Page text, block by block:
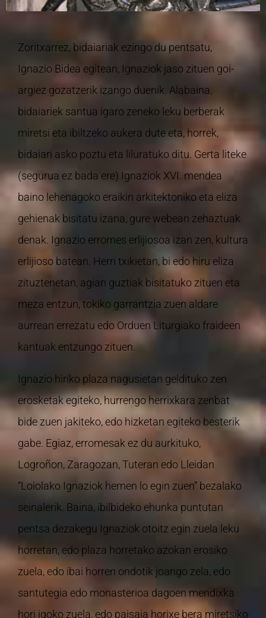
Zoritxarrez, bidaiariak ezingo du pentsatu,
Ignazio Bidea egitean, Ignaziok jaso zituen goi-
argiez gozatzerik izango duenik. Alabaina,
bidaiariek santua igaro zeneko leku berberak
miretsi eta ibiltzeko aukera dute eta, horrek,
bidaiari asko poztu eta liluratuko ditu. Gerta liteke
(segurua ez bada ere) Ignaziok XVI. mendea
baino lehenagoko eraikin arkitektoniko eta eliza
gehienak bisitatu izana, gure webean zehaztuak
denak. Ignazio erromes erlijiosoa izan zen, kultura
erlijioso batean. Herri txikietan, bi edo hiru eliza
zituztenetan, agian guztiak bisitatuko zituen eta
meza entzun, tokiko garrantzia zuen aldare
aurrean errezatu edo Orduen Liturgiako fraideen
kantuak entzungo zituen.
Ignazio hiriko plaza nagusietan geldituko zen
erosketak egiteko, hurrengo herrixkara zenbat
bide zuen jakiteko, edo hizketan egiteko besterik
gabe. Egiaz, erromesak ez du aurkituko,
Logroñon, Zaragozan, Tuteran edo Lleidan
“Loiolako Ignaziok hemen lo egin zuen” bezalako
seinalerik. Baina, ibilbideko ehunka puntutan
pentsa dezakegu Ignaziok otoitz egin zuela leku
horretan, edo plaza horretako azokan erosiko
zuela, edo ibai horren ondotik joango zela, edo
santutegia edo monasterioa dagoen mendixka
hori igoko zuela, edo paisaia horixe bera miretsiko